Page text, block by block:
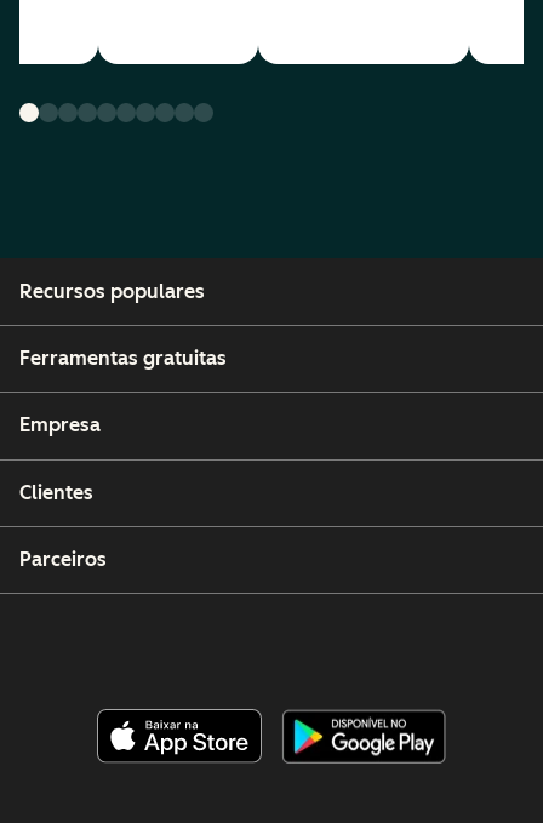
Recursos populares
Ferramentas gratuitas
Empresa
Clientes
Parceiros